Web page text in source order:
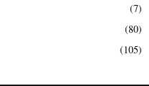
(7)
(80)
(105)